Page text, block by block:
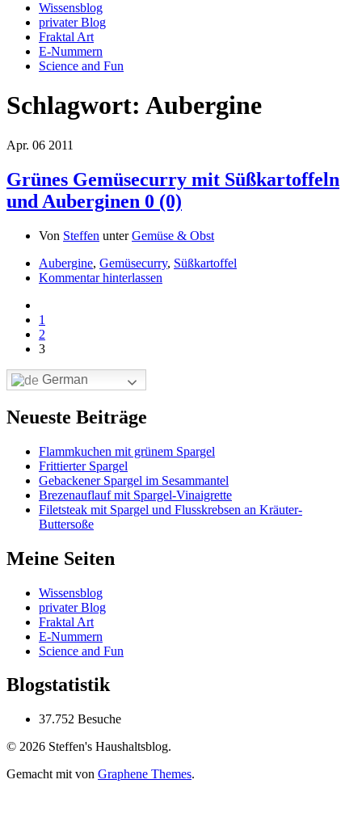
Wissensblog
privater Blog
Fraktal Art
E-Nummern
Science and Fun
Schlagwort: Aubergine
Apr. 06 2011
Grünes Gemüsecurry mit Süßkartoffeln
und Auberginen 0 (0)
Von Steffen unterGemüse & Obst
Aubergine, Gemüsecurry, Süßkartoffel
Kommentar hinterlassen
1
2
3
German
Neueste Beiträge
Flammkuchen mit grünem Spargel
Frittierter Spargel
Gebackener Spargel im Sesammantel
Brezenauflauf mit Spargel-Vinaigrette
Filetsteak mit Spargel und Flusskrebsen an Kräuter-
Buttersoße
Meine Seiten
Wissensblog
privater Blog
Fraktal Art
E-Nummern
Science and Fun
Blogstatistik
37.752 Besuche
© 2026 Steffen's Haushaltsblog.
Gemacht mit von Graphene Themes.